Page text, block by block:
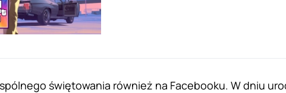
świętowania również na Facebooku. W dniu